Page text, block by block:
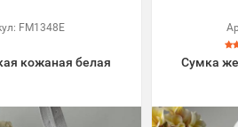
FM1348E
кожаная белая Сумка